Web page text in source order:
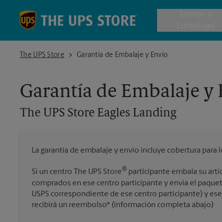
Cajas de
Todos
The UPS Store
The UPS Store Eagles LandingGarantía de Embalaje y Envío
Garantía de Embalaje y
The UPS Store Eagles Landing
La garantía de embalaje y envío incluye cobertura para
Si un centro The UPS Store® participante embala su
comprados en ese centro participante y envía el
USPS correspondiente de ese centro participante) y
recibirá un reembolso* (información completa abajo)